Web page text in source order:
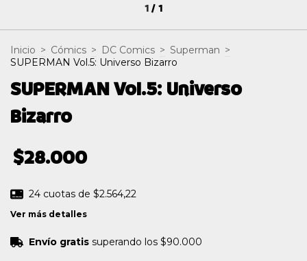
1/1
Inicio > Cómics > DC Comics > Superman >
SUPERMAN Vol.5: Universo Bizarro
SUPERMAN Vol.5: Universo
Bizarro
$28.000
24 cuotas de $2.564,22
Ver más detalles
Envío gratis superando los $90.000